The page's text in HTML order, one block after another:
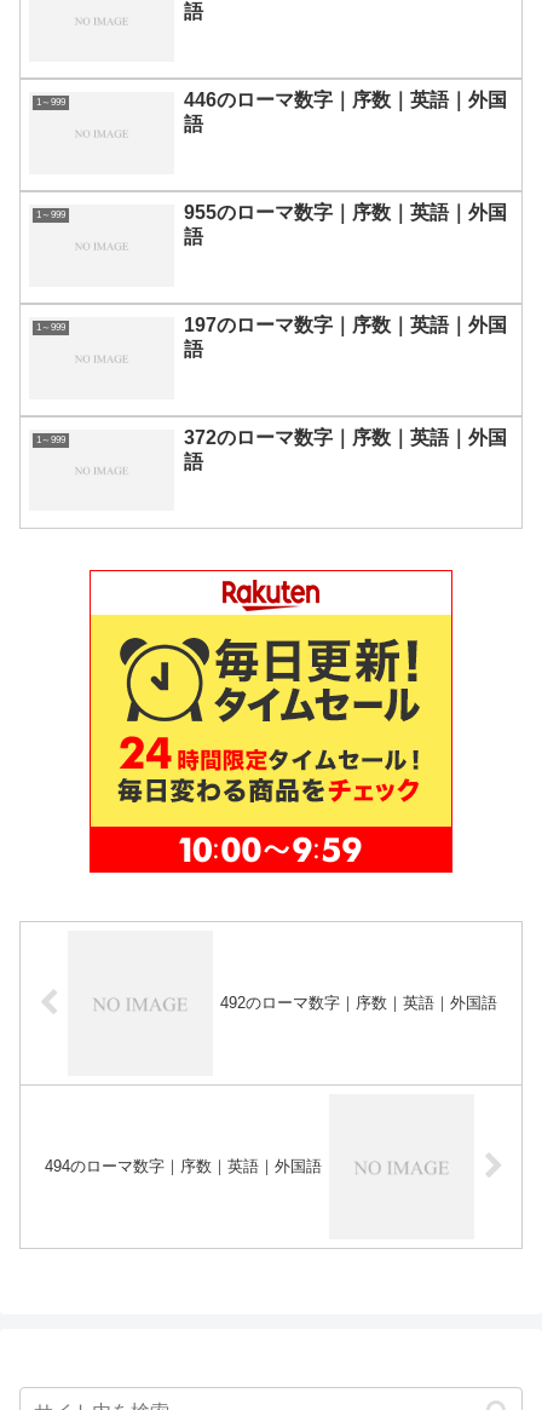
語
1～999
446のローマ数字｜序数｜英語｜外国
語
1～999
955のローマ数字｜序数｜英語｜外国
語
1～999
197のローマ数字｜序数｜英語｜外国
語
1～999
372のローマ数字｜序数｜英語｜外国
語
492のローマ数字｜序数｜英語｜外国語
494のローマ数字｜序数｜英語｜外国語